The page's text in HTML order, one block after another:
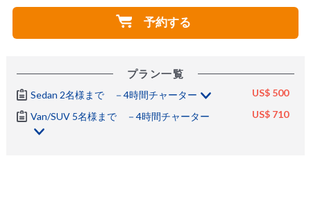
予約する
プラン一覧
Sedan 2名様まで －4時間チャーター
US$ 500
Van/SUV 5名様まで －4時間チャーター
US$ 710